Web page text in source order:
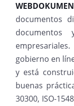
documentos
documentos
gobierno en
y está
buenas
30300, ISO-